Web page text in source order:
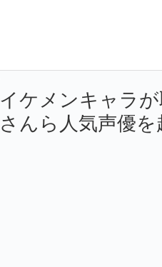
イケメンキャラ
さんら人気声優を